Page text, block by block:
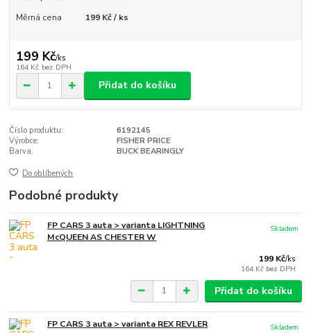
Měrná cena
199 Kč / ks
199 Kč/ks
164 Kč bez DPH
Přidat do košíku
Číslo produktu:
6192145
Výrobce:
FISHER PRICE
Barva:
BUCK BEARINGLY
Do oblíbených
Podobné produkty
FP CARS 3 auta > varianta LIGHTNING
McQUEEN AS CHESTER W
199 Kč/ks
164 Kč bez DPH
Skladem
Přidat do košíku
FP CARS 3 auta > varianta REX REVLER
Skladem